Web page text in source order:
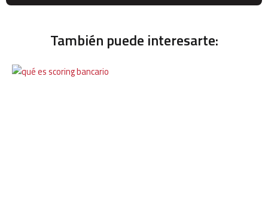
También puede interesarte: